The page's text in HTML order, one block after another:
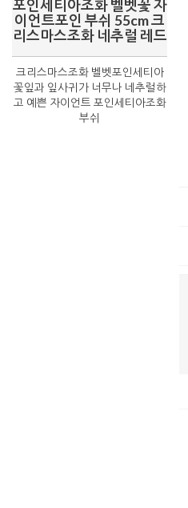
포인세티아조화 벨벳꽃 자
이언트포인 부쉬 55cm 크
리스마스조화 네추럴 레드
크리스마스조화 벨벳포인세티아
꽃잎과 잎사귀가 너무나 네추럴하
고 예쁜 자이언트 포인세티아조화
부쉬